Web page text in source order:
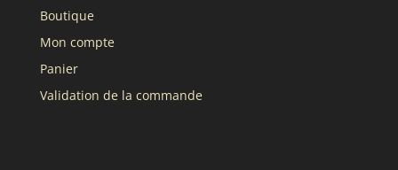
Boutique
Mon compte
Panier
Validation de la commande